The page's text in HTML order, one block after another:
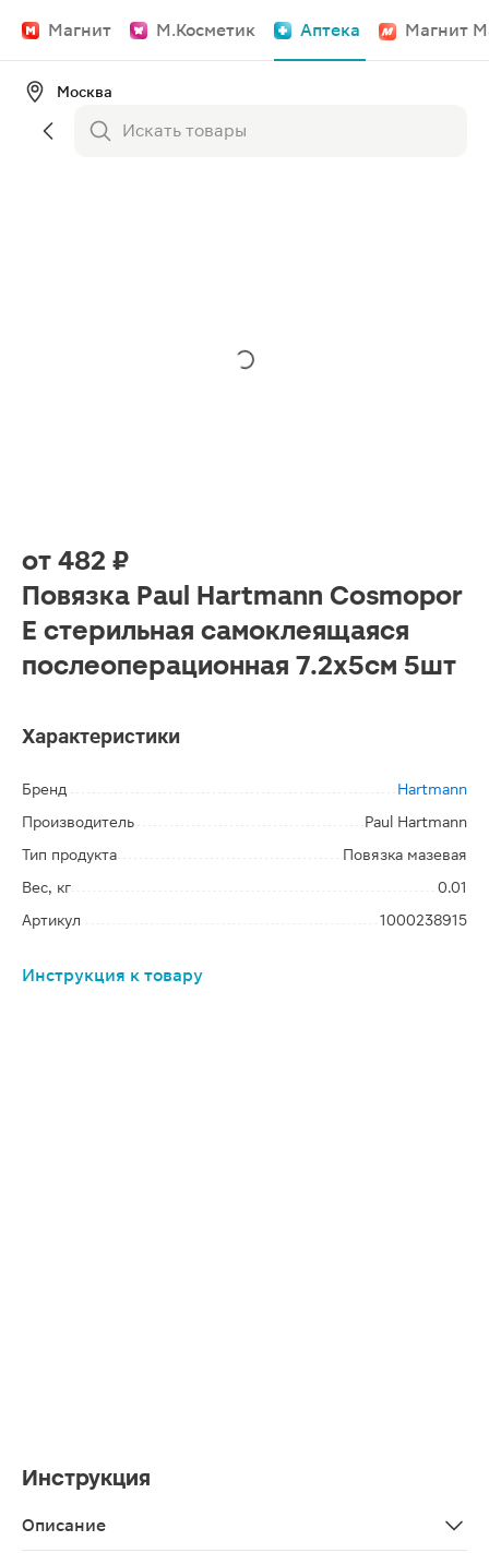
Магнит М.Косметик Аптека Магнит
Москва
от 482 ₽
Повязка Paul Hartmann Cosmopor
Е стерильная самоклеящаяся
послеоперационная 7.2х5см 5шт
Характеристики
Бренд
Hartmann
Производитель
Paul Hartmann
Тип продукта
Повязка мазевая
Вес, кг
0.01
Артикул
1000238915
Инструкция к товару
Инструкция
Описание